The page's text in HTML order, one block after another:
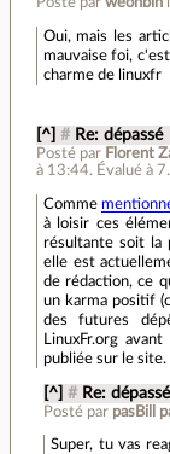
Oui, mais les
mauvaise foi,
charme de linuxfr
[^] # Re: dépassé
Posté par Florent
à 13:44. Évalué à 7.
Comme
à loisir ces
résultante soit la
elle est
de rédaction, ce
un karma positif
des futures
LinuxFr.org
publiée sur le site.
[^] # Re: dépassé
Posté par pasBill
Super, tu vas